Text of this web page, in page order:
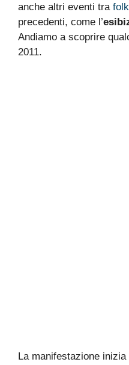
anche altri eventi tra
precedenti, come l’
Andiamo a scoprire
2011.
La manifestazione